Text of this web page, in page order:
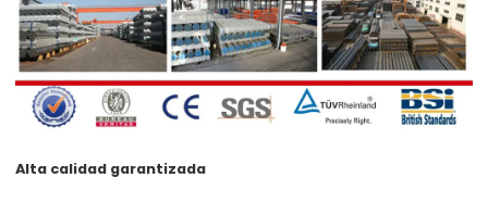
Alta calidad garantizada